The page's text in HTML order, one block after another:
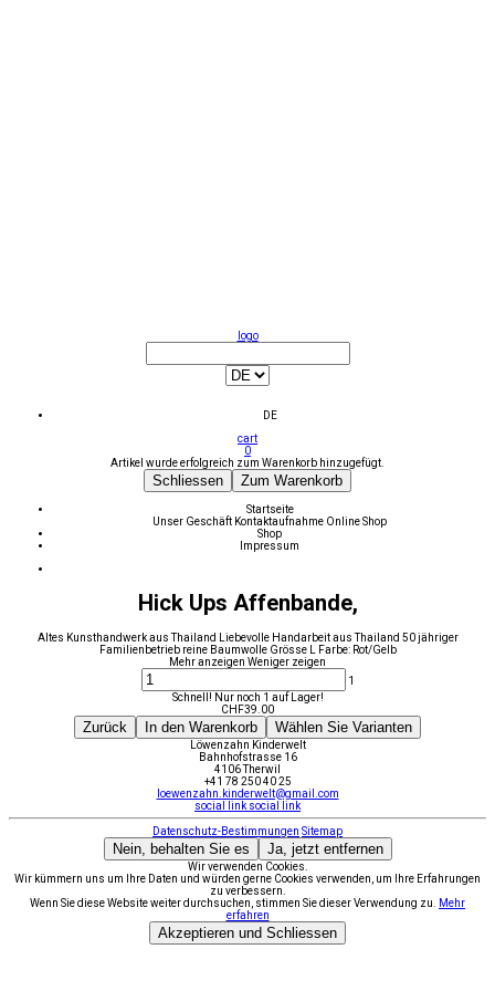
logo
DE
cart
0
Artikel wurde erfolgreich zum Warenkorb hinzugefügt.
Schliessen Zum Warenkorb
Startseite
Unser Geschäft Kontaktaufnahme Online Shop
Shop
Impressum
Hick Ups Affenbande,
Altes Kunsthandwerk aus Thailand Liebevolle Handarbeit aus Thailand 50 jähriger
Familienbetrieb reine Baumwolle Grösse L Farbe: Rot/Gelb
Mehr anzeigen Weniger zeigen
1
Schnell! Nur noch 1 auf Lager!
CHF39.00
Zurück In den Warenkorb Wählen Sie Varianten
Löwenzahn Kinderwelt
Bahnhofstrasse 16
4106 Therwil
+41 78 250 40 25
loewenzahn.kinderwelt@gmail.com
social link social link
Datenschutz-Bestimmungen Sitemap
Nein, behalten Sie es Ja, jetzt entfernen
Wir verwenden Cookies.
Wir kümmern uns um Ihre Daten und würden gerne Cookies verwenden, um Ihre Erfahrungen
zu verbessern.
Wenn Sie diese Website weiter durchsuchen, stimmen Sie dieser Verwendung zu.
Mehr
erfahren
Akzeptieren und Schliessen